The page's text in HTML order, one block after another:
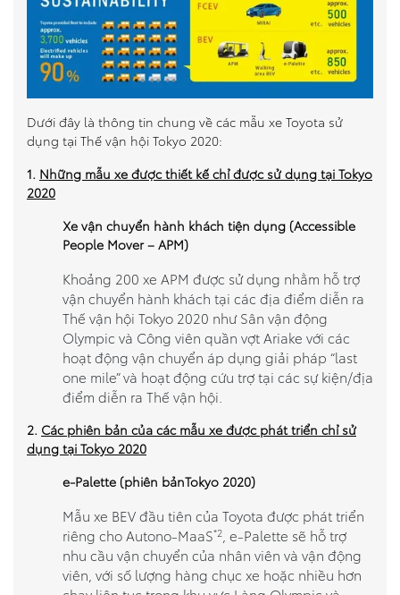
Dưới đây là thông tin chung về các mẫu xe Toyota sử
dụng tại Thế vận hội Tokyo 2020:
1. Những mẫu xe được thiết kế chỉ được sử dụng tại Tokyo
2020
Xe vận chuyển hành khách tiện dụng (Accessible
People Mover – APM)
Khoảng 200 xe APM được sử dụng nhằm hỗ trợ
vận chuyển hành khách tại các địa điểm diễn ra
Thế vận hội Tokyo 2020 như Sân vận động
Olympic và Công viên quần vợt Ariake với các
hoạt động vận chuyển áp dụng giải pháp “last
one mile” và hoạt động cứu trợ tại các sự kiện/địa
điểm diễn ra Thế vận hội.
2. Các phiên bản của các mẫu xe được phát triển chỉ sử
dụng tại Tokyo 2020
e-Palette (phiên bảnTokyo 2020)
Mẫu xe BEV đầu tiên của Toyota được phát triển
riêng cho Autono-MaaS*2 , e-Palette sẽ hỗ trợ
nhu cầu vận chuyển của nhân viên và vận động
viên, với số lượng hàng chục xe hoặc nhiều hơn